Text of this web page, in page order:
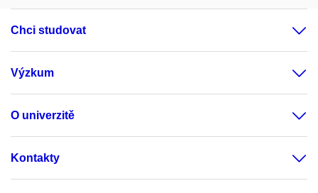
Chci studovat
Výzkum
O univerzitě
Kontakty